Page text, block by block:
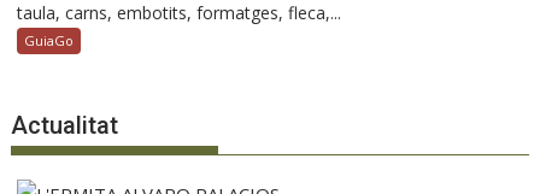
taula, carns, embotits, formatges, fleca,...
GuiaGo
Actualitat